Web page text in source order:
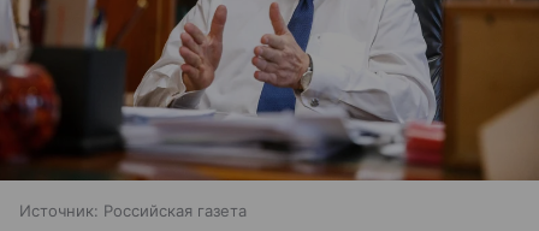
Источник: Российская газета